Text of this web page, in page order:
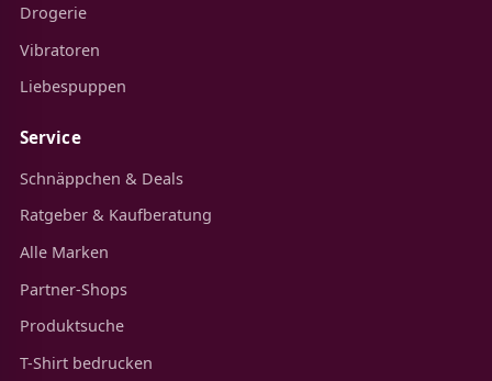
Drogerie
Vibratoren
Liebespuppen
Service
Schnäppchen & Deals
Ratgeber & Kaufberatung
Alle Marken
Partner-Shops
Produktsuche
T-Shirt bedrucken